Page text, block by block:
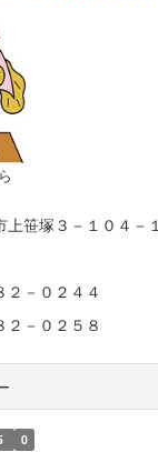
笹塚３－１０４－１
－０２４４
－０２５８
0